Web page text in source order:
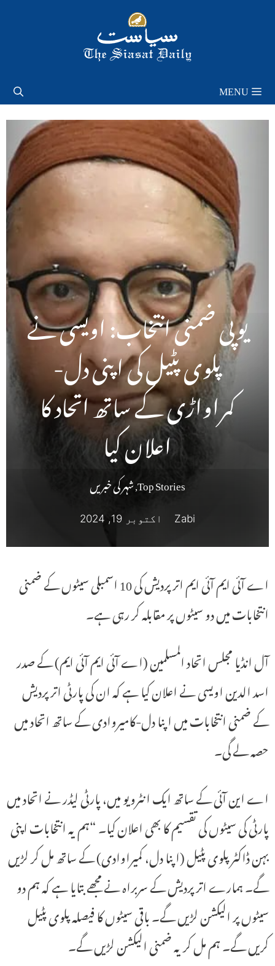
MENU
یوپی ضمنی انتخاب: اویسی نے
پلوی پٹیل کی اپنی دل-
کمراواڑی کے ساتھ اتحاد کا
اعلان کیا
Top Stories
,شہر کی خبریں
Zabi اکتوبر 19, 2024
اے آئی ایم آئی ایم اتر پردیش کی 10 اسمبلی سیٹوں کے ضمنی
انتخابات میں دو سیٹوں پر مقابلہ کر رہی ہے۔
آل انڈیا مجلس اتحاد المسلمین (اے آئی ایم آئی ایم) کے صدر
اسد الدین اویسی نے اعلان کیا ہے کہ ان کی پارٹی اتر پردیش
کے ضمنی انتخابات میں اپنا دل-کامیروادی کے ساتھ اتحاد میں
حصہ لے گی۔
اے این آئی کے ساتھ ایک انٹرویو میں، پارٹی لیڈر نے اتحاد میں
پارٹی کی سیٹوں کی تقسیم کا بھی اعلان کیا۔ “ہم یہ انتخابات اپنی
بہن ڈاکٹر پلوی پٹیل (اپنا دل، کمیراوادی) کے ساتھ مل کر لڑیں
گے۔ ہمارے اتر پردیش کے سربراہ نے مجھے بتایا ہے کہ ہم دو
سیٹوں پر الیکشن لڑیں گے۔ باقی سیٹوں کا فیصلہ پلوی پٹیل
کریں گے۔ ہم مل کر یہ ضمنی الیکشن لڑیں گے۔